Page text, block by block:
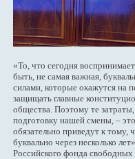
«То, что сегодня
быть, не самая важная,
силами, которые окажутся на
защищать главные
общества. Поэтому те
подготовку нашей смены, –
обязательно приведут к
буквально через несколько
Российского фонда